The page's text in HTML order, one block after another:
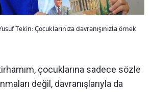
Tekin: Çocuklarınıza davranışınızla örnek
çocuklarına sadece sözle
değil, davranışlarıyla da